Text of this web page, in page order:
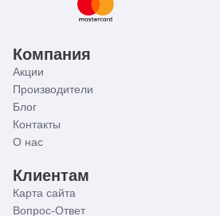
Компания
Акции
Производители
Блог
Контакты
О нас
Клиентам
Карта сайта
Вопрос-Ответ